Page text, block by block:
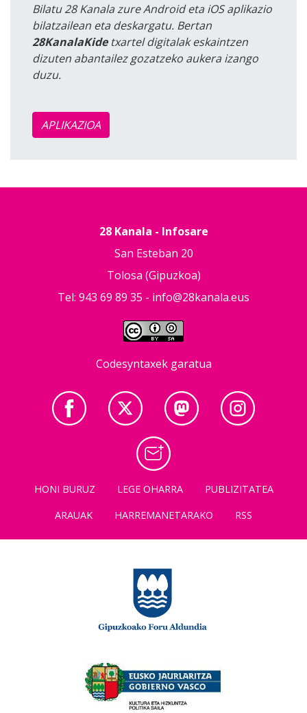
Bilatu 28 Kanala zure Android eta iOS aplikazio
bilatzailean eta deskargatu. Bertan
28KanalaKidetxartel digitalak eskaintzen
dizuten abantailez gozatzeko aukera izango
duzu.
APLIKAZIOA
28 Kanala - Infosare
San Esteban 20
Tolosa (Gipuzkoa)
Tel: 943 69 89 35 - info@28kanala.eus
Codesyntaxek garatua
HONI BURUZ LEGE OHARRA
PUBLIZITATEA
ARAUAK
HARREMANETARAKO RSS